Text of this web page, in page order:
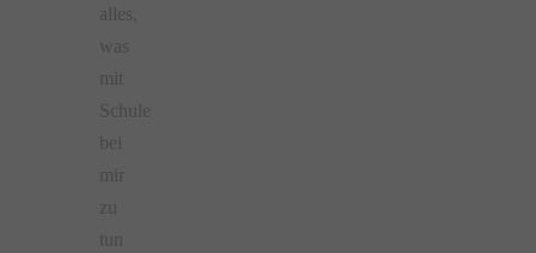
alles,
was
mit
Schule
bei
mir
zu
tun